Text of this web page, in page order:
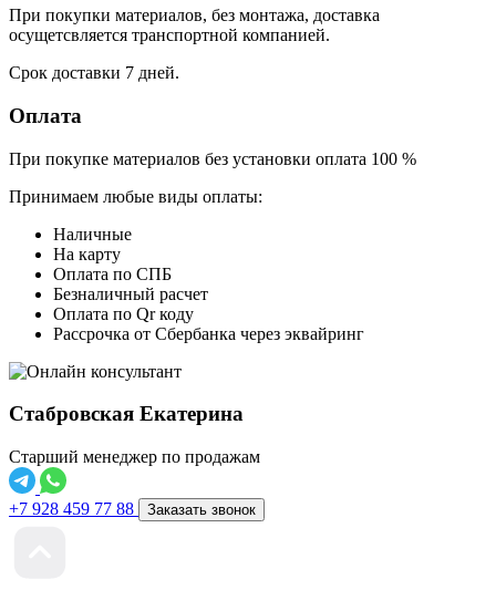
При покупки материалов, без монтажа, доставка
осущетсвляется транспортной компанией.
Срок доставки 7 дней.
Оплата
При покупке материалов без установки оплата 100 %
Принимаем любые виды оплаты:
Наличные
На карту
Оплата по СПБ
Безналичный расчет
Оплата по Qr коду
Рассрочка от Сбербанка через эквайринг
Стабровская Екатерина
Старший менеджер по продажам
+7 928 459 77 88 Заказать звонок